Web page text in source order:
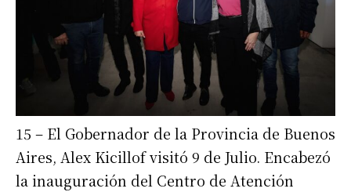
15 – El Gobernador de la Provincia de Buenos
Aires, Alex Kicillof visitó 9 de Julio. Encabezó
la inauguración del Centro de Atención